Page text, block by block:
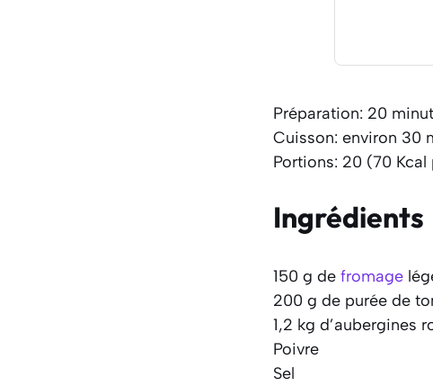
Préparation: 20
Cuisson: environ 30
Portions: 20 (70
Ingrédients
150 g de fromage
200 g de purée de
1,2 kg d’aubergines
Poivre
Sel